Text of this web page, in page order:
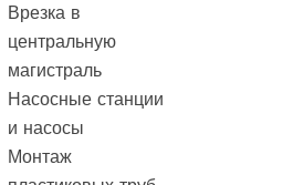
Врезка в
центральную
магистраль
Насосные станции
и насосы
Монтаж